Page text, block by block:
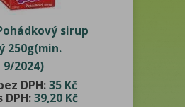
sirup
250g(min.
2024)
DPH:35 Kč
DPH:39,20 Kč